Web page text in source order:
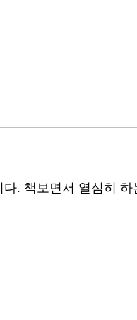
. 책보면서 열심히